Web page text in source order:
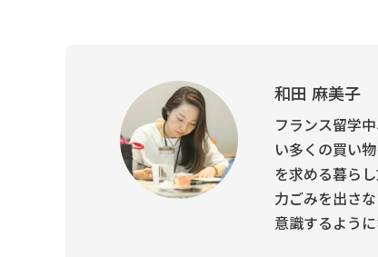
和田 麻美子
フランス留学
い多くの買い
を求める暮ら
力ごみを出さ
意識するよう